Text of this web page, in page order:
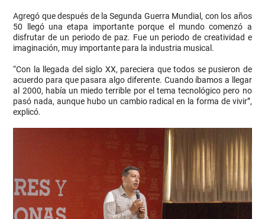
Agregó que después de la Segunda Guerra Mundial, con los años
50 llegó una etapa importante porque el mundo comenzó a
disfrutar de un periodo de paz. Fue un periodo de creatividad e
imaginación, muy importante para la industria musical.
“Con la llegada del siglo XX, pareciera que todos se pusieron de
acuerdo para que pasara algo diferente. Cuando íbamos a llegar
al 2000, había un miedo terrible por el tema tecnológico pero no
pasó nada, aunque hubo un cambio radical en la forma de vivir”,
explicó.